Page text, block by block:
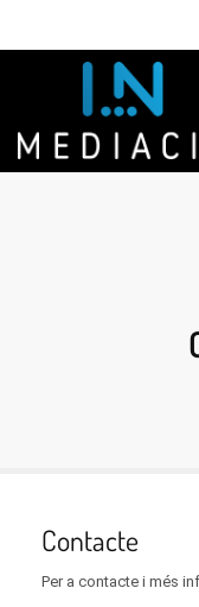
Contacte
Per a contacte i més